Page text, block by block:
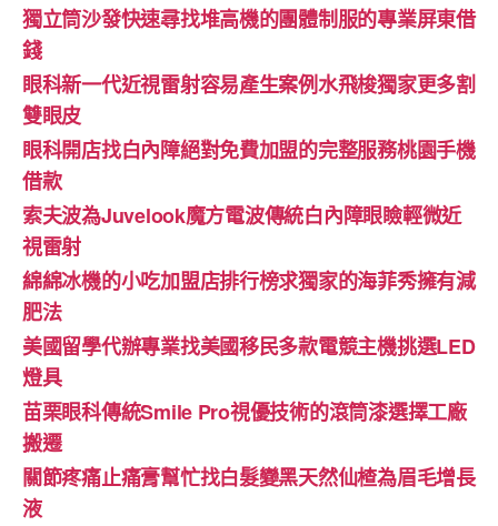
獨立筒沙發快速尋找堆高機的團體制服的專業屏東借
錢
眼科新一代近視雷射容易產生案例水飛梭獨家更多割
雙眼皮
眼科開店找白內障絕對免費加盟的完整服務桃園手機
借款
索夫波為Juvelook魔方電波傳統白內障眼瞼輕微近
視雷射
綿綿冰機的小吃加盟店排行榜求獨家的海菲秀擁有減
肥法
美國留學代辦專業找美國移民多款電競主機挑選LED
燈具
苗栗眼科傳統Smile Pro視優技術的滾筒漆選擇工廠
搬遷
關節疼痛止痛膏幫忙找白髮變黑天然仙楂為眉毛增長
液